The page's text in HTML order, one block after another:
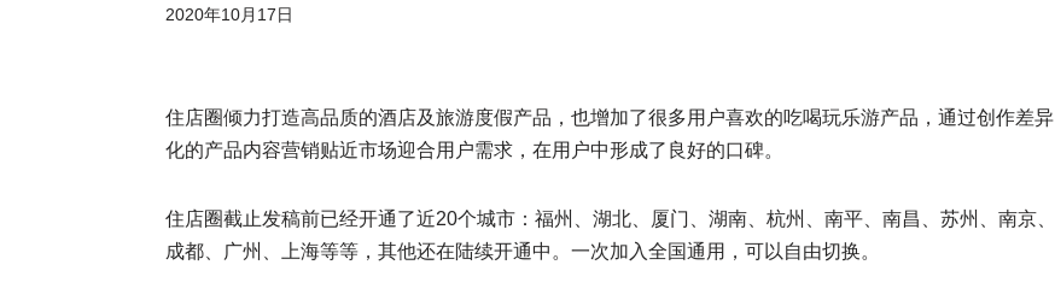
2020年10月17日
住店圈倾力打造高品质的酒店及旅游度假产品，也增加了很多用户喜欢的吃喝玩乐游产品，通过创作差异
化的产品内容营销贴近市场迎合用户需求，在用户中形成了良好的口碑。
住店圈截止发稿前已经开通了近20个城市：福州、湖北、厦门、湖南、杭州、南平、南昌、苏州、南京、
成都、广州、上海等等，其他还在陆续开通中。一次加入全国通用，可以自由切换。